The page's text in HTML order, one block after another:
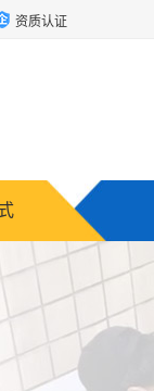
资质认证